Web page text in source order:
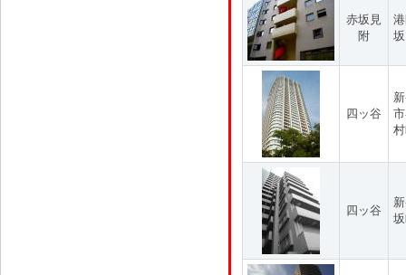
赤坂見
附
四ッ谷
四ッ谷